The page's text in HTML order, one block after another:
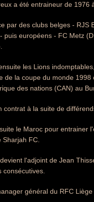
a été entraineur de 1976
par des clubs belges - RJS
puis européens - FC Metz
les Lions
de la coupe du monde
des nations (CAN) au
contrat à la suite de
le Maroc pour entrainer
FC.
l'adjoint de Jean
consécutives.
général du RFC